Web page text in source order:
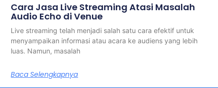
Cara Jasa Live Streaming Atasi Masalah
Audio Echo di Venue
Live streaming telah menjadi salah satu cara efektif untuk
menyampaikan informasi atau acara ke audiens yang lebih
luas. Namun, masalah
Baca Selengkapnya